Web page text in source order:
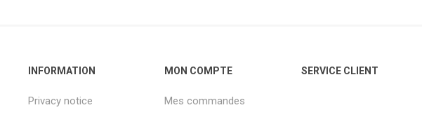
INFORMATION
Privacy notice
MON COMPTE
Mes commandes
SERVICE CLIENT